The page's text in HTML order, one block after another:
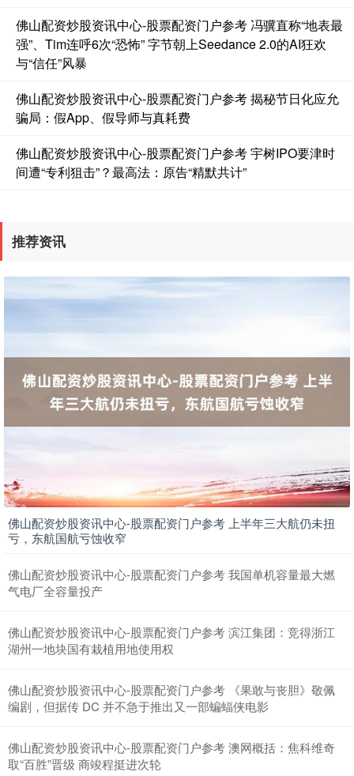
7242.10 +12.30 +0.17%
期指IC0 7877.80 +164.40 +2.13%
上证综指 3940.04 +39.68 +1.02%
深证成指 14311.01 +200.89 +1.42%
佛山配资炒股资讯中心-股票配资门户参考 冯骥直称“地表最
强”、Tim连呼6次“恐怖” 字节朝上Seedance 2.0的AI狂欢
与“信任”风暴
佛山配资炒股资讯中心-股票配资门户参考 揭秘节日化应允
骗局：假App、假导师与真耗费
佛山配资炒股资讯中心-股票配资门户参考 宇树IPO要津时
间遭“专利狙击”？最高法：原告“精默共计”
推荐资讯
佛山配资炒股资讯中心-股票配资门户参考 上半年三大航仍未扭
亏，东航国航亏蚀收窄
佛山配资炒股资讯中心-股票配资门户参考 我国单机容量最大燃
气电厂全容量投产
佛山配资炒股资讯中心-股票配资门户参考 滨江集团：竞得浙江
湖州一地块国有栽植用地使用权
佛山配资炒股资讯中心-股票配资门户参考 《果敢与丧胆》敬佩
编剧，但据传 DC 并不急于推出又一部蝙蝠侠电影
佛山配资炒股资讯中心-股票配资门户参考 澳网概括：焦科维奇
取“百胜”晋级 商竣程挺进次轮